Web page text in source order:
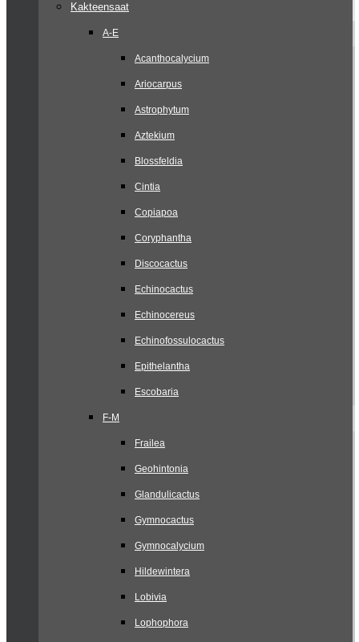
Kakteensaat
A-E
Acanthocalycium
Ariocarpus
Astrophytum
Aztekium
Blossfeldia
Cintia
Copiapoa
Coryphantha
Discocactus
Echinocactus
Echinocereus
Echinofossulocactus
Epithelantha
Escobaria
F-M
Frailea
Geohintonia
Glandulicactus
Gymnocactus
Gymnocalycium
Hildewintera
Lobivia
Lophophora